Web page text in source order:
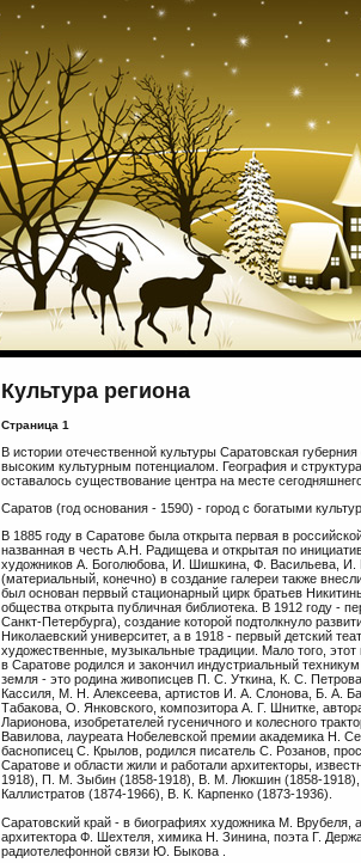
Культура региона
Страница 1
В истории отечественной культуры Саратовская
высоким культурным потенциалом. География и
оставалось существование центра на месте
Саратов (год основания - 1590) - город с богатыми
В 1885 году в Саратове была открыта первая в
названная в честь А.Н. Радищева и открытая по
художников А. Боголюбова, И. Шишкина, Ф. Васильева, И.
(материальный, конечно) в создание галереи также
был основан первый стационарный цирк братьев
общества открыта публичная библиотека. В 1912 году -
Санкт-Петербурга), создание которой подтолкнуло
Николаевский университет, а в 1918 - первый детский
художественные, музыкальные традиции. Мало того,
в Саратове родился и закончил индустриальный
земля - это родина живописцев П. С. Уткина, К. С.
Кассиля, М. Н. Алексеева, артистов И. А. Слонова, Б. А.
Табакова, О. Янковского, композитора А. Г. Шнитке,
Ларионова, изобретателей гусеничного и колесного
Вавилова, лауреата Нобелевской премии академика Н.
баснописец С. Крылов, родился писатель С. Розанов,
Саратове и области жили и работали архитекторы,
1918), П. М. Зыбин (1858-1918), В. М. Люкшин (1858-
Каллистратов (1874-1966), В. К. Карпенко (1873-1936).
Саратовский край - в биографиях художника М. Врубеля,
архитектора Ф. Шехтеля, химика Н. Зинина, поэта Г.
радиотелефонной связи Ю. Быкова .